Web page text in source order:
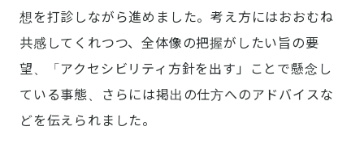
想を打診しながら進めました。考え方にはおおむね
共感してくれつつ、全体像の把握がしたい旨の要
望、「アクセシビリティ方針を出す」ことで懸念し
ている事態、さらには掲出の仕方へのアドバイスな
どを伝えられました。